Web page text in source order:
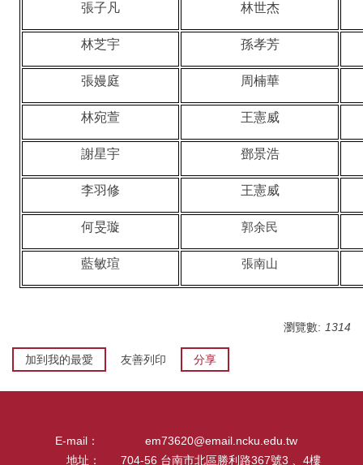
大專暑期實習計畫
校友留言版
張子凡 林世杰
林芝宇 孫孝芳
張嫚庭 周楠華
林宛萱 王憲威
謝星宇 鄧景浩
李羽修 王憲威
何旻璇 郭余民
藍敏瑄 張南山
瀏覽數: 1314
加到我的最愛 友善列印 分享
E-mail：
em73620@email.ncku.edu.tw
地址：
704-56 台南市北區勝利路367號3 、4樓